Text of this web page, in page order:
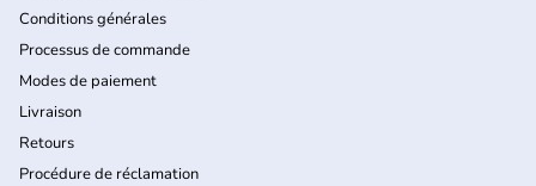
Conditions générales
Processus de commande
Modes de paiement
Livraison
Retours
Procédure de réclamation